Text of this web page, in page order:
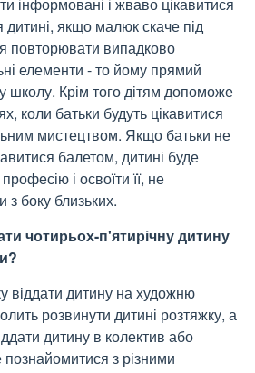
якщо малюк скаче під
повторювати випадково
елементи - то йому прямий
Крім того дітям допоможе
коли батьки будуть цікавитися
мистецтвом. Якщо батьки не
балетом, дитині буде
і освоїти її, не
з боку близьких.
чотирьох-п'ятирічну дитину
віддати дитину на художню
розвинути дитині розтяжку, а
дитину в колектив або
з різними